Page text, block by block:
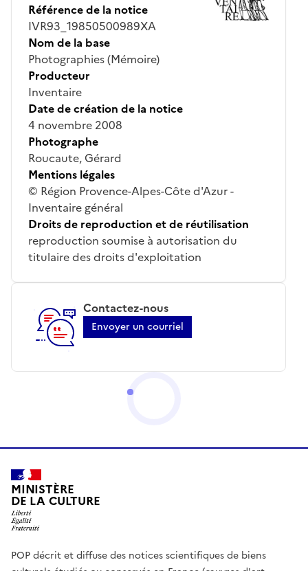
Référence de la notice
IVR93_19850500989XA
Nom de la base
Photographies (Mémoire)
Producteur
Inventaire
Date de création de la notice
4 novembre 2008
Photographe
Roucaute, Gérard
Mentions légales
© Région Provence-Alpes-Côte d'Azur -
Inventaire général
Droits de reproduction et de réutilisation
reproduction soumise à autorisation du
titulaire des droits d'exploitation
Contactez-nous
Envoyer un courriel
MINISTÈRE
DE LA CULTURE
POP décrit et diffuse des notices scientifiques de biens